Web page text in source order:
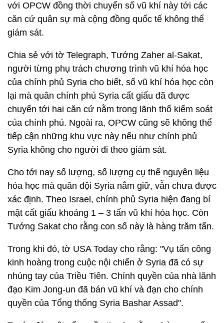
với OPCW đồng thời chuyển số vũ khí này tới các
căn cứ quân sự mà cộng đồng quốc tế không thể
giám sát.
Chia sẻ với tờ Telegraph, Tướng Zaher al-Sakat,
người từng phụ trách chương trình vũ khí hóa học
của chính phủ Syria cho biết, số vũ khí hóa học còn
lại mà quân chính phủ Syria cất giấu đã được
chuyển tới hai căn cứ nằm trong lãnh thổ kiểm soát
của chính phủ. Ngoài ra, OPCW cũng sẽ không thể
tiếp cận những khu vực này nếu như chính phủ
Syria không cho người đi theo giám sát.
Cho tới nay số lượng, số lượng cụ thể nguyên liệu
hóa học mà quân đội Syria nắm giữ, vẫn chưa được
xác định. Theo Israel, chính phủ Syria hiện đang bí
mật cất giấu khoảng 1 – 3 tấn vũ khí hóa học. Còn
Tướng Sakat cho rằng con số này là hàng trăm tấn.
Trong khi đó, tờ USA Today cho rằng: "Vụ tấn công
kinh hoàng trong cuộc nội chiến ở Syria đã có sự
nhúng tay của Triều Tiên. Chính quyền của nhà lãnh
đạo Kim Jong-un đã bán vũ khí và đạn cho chính
quyền của Tổng thống Syria Bashar Assad".